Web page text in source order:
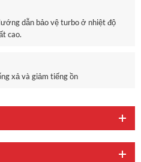
dẫn bảo vệ turbo ở nhiệt độ
cao.
xả và giảm tiếng ồn